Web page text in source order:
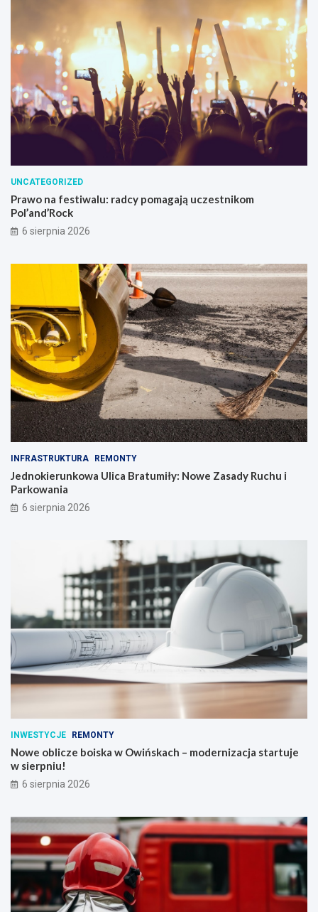
!
UNCATEGORIZED
Prawo na festiwalu: radcy pomagają uczestnikom
Pol’and’Rock
6 sierpnia 2026
INFRASTRUKTURA REMONTY
Jednokierunkowa Ulica Bratumiły: Nowe Zasady Ruchu i
Parkowania
6 sierpnia 2026
INWESTYCJE REMONTY
Nowe oblicze boiska w Owińskach – modernizacja startuje
w sierpniu!
6 sierpnia 2026